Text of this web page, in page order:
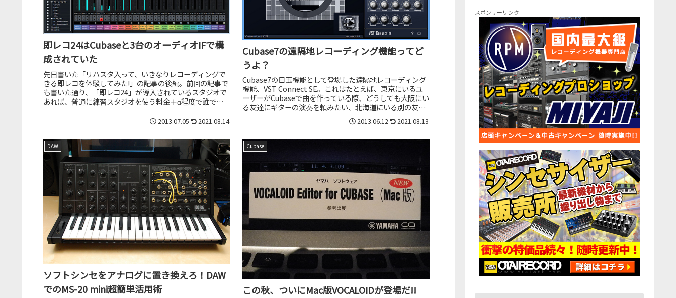
即レコ24はCubaseと3台のオーディオIFで構
成されていた
先日書いた「リハスタ入って、いきなりレコーディングで
きる即レコを体験してみた!」の記事の後編。前回の記事で
も書いた通り、「即レコ24」が導入されているスタジオで
あれば、普通に練習スタジオを使う料金＋α程度で誰でも簡
2013.07.05 2021.08.14
Cubase7の遠隔地レコーディング機能ってど
うよ？
Cubase7の目玉機能として登場した遠隔地レコーディング
機能、VST Connect SE。これはたとえば、東京にいるユ
ーザーがCubaseで曲を作っている際、どうしても大阪にい
る友達にギターの演奏を頼みたい、北海道にいる別の友達
2013.06.12 2021.08.13
DAW
ソフトシンセをアナログに置き換えろ！DAW
でのMS-20 mini超簡単活用術
Cubase
この秋、ついにMac版VOCALOIDが登場だ!!
スポンサーリンク